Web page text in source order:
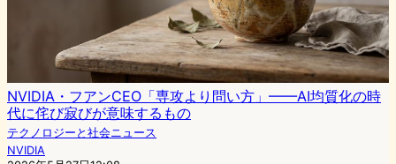
NVIDIA・フアンCEO「専攻より問い方」——AI均質化の時
代に侘び寂びが意味するもの
テクノロジーと社会ニュース
NVIDIA